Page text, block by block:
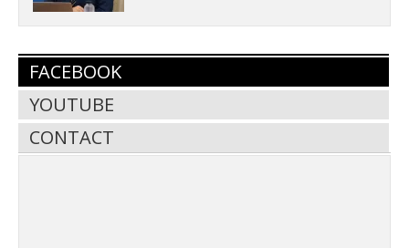
FACEBOOK
YOUTUBE
CONTACT